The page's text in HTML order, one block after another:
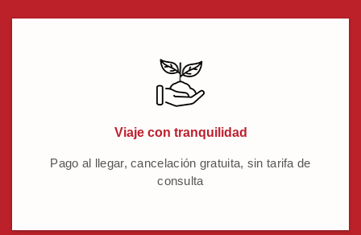
Viaje con tranquilidad
Pago al llegar, cancelación gratuita, sin tarifa de
consulta